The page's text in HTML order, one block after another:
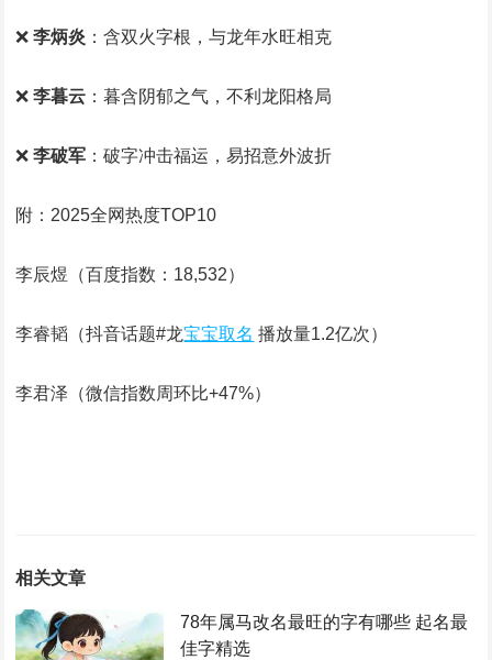
❌ ‌李炳炎 ‌：含双火字根，与龙年水旺相克‌
❌ ‌李暮云 ‌：暮含阴郁之气，不利龙阳格局
❌ ‌李破军 ‌：破字冲击福运，易招意外波折‌
附：2025全网热度TOP10
李辰煜（百度指数：18,532）‌
李睿韬（抖音话题#龙宝宝取名 播放量1.2亿次）‌
李君泽（微信指数周环比+47%）‌
相关文章
78年属马改名最旺的字有哪些 起名最
佳字精选